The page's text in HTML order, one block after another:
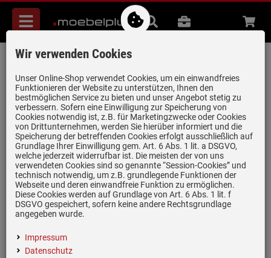
Menü
Suche
B2B Beratung
Gorenje RBIU609EA1
Unterbaukühlschrank mit Gefrierfach
Artikel-Nummer:19974019 | Herstellernummer: 20008829 |
EAN:3838782562891
Wir verwenden Cookies
Unser Online-Shop verwendet Cookies, um ein einwandfreies
Funktionieren der Website zu unterstützen, Ihnen den
bestmöglichen Service zu bieten und unser Angebot stetig zu
verbessern. Sofern eine Einwilligung zur Speicherung von
Cookies notwendig ist, z.B. für Marketingzwecke oder Cookies
von Drittunternehmen, werden Sie hierüber informiert und die
Speicherung der betreffenden Cookies erfolgt ausschließlich auf
Grundlage Ihrer Einwilligung gem. Art. 6 Abs. 1 lit. a DSGVO,
welche jederzeit widerrufbar ist. Die meisten der von uns
verwendeten Cookies sind so genannte “Session-Cookies” und
technisch notwendig, um z.B. grundlegende Funktionen der
Webseite und deren einwandfreie Funktion zu ermöglichen.
Diese Cookies werden auf Grundlage von Art. 6 Abs. 1 lit. f
DSGVO gespeichert, sofern keine andere Rechtsgrundlage
angegeben wurde.
Impressum
Datenschutz